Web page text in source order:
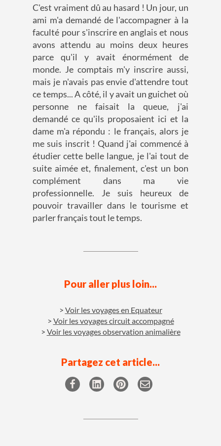
C'est vraiment dû au hasard ! Un jour, un
ami m'a demandé de l'accompagner à la
faculté pour s'inscrire en anglais et nous
avons attendu au moins deux heures
parce qu'il y avait énormément de
monde. Je comptais m'y inscrire aussi,
mais je n'avais pas envie d'attendre tout
ce temps... A côté, il y avait un guichet où
personne ne faisait la queue, j'ai
demandé ce qu'ils proposaient ici et la
dame m'a répondu : le français, alors je
me suis inscrit ! Quand j'ai commencé à
étudier cette belle langue, je l'ai tout de
suite aimée et, finalement, c'est un bon
complément dans ma vie
professionnelle. Je suis heureux de
pouvoir travailler dans le tourisme et
parler français tout le temps.
Pour aller plus loin...
Voir les voyages en Equateur
Voir les voyages circuit accompagné
Voir les voyages observation animalière
Partagez cet article...